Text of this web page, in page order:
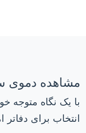
مشاهده دموی
با یک نگاه متوجه
انتخاب برای